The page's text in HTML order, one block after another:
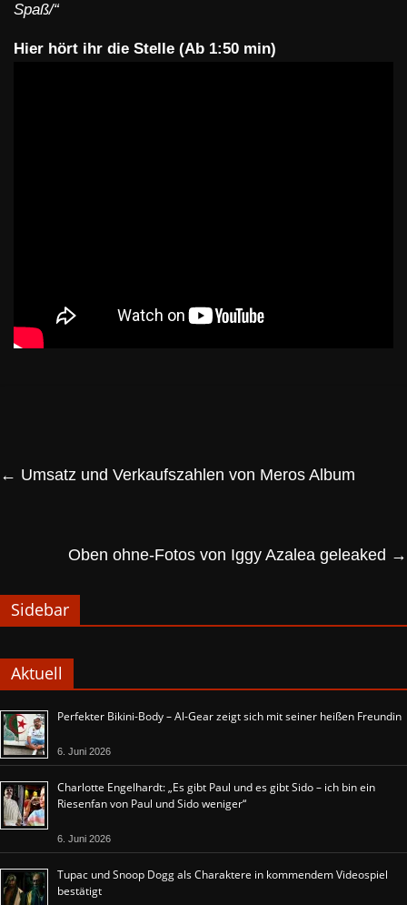
Spaß/“
Hier hört ihr die Stelle (Ab 1:50 min)
← Umsatz und Verkaufszahlen von Meros Album
Oben ohne-Fotos von Iggy Azalea geleaked →
Sidebar
Aktuell
Perfekter Bikini-Body – Al-Gear zeigt sich mit seiner heißen Freundin
6. Juni 2026
Charlotte Engelhardt: „Es gibt Paul und es gibt Sido – ich bin ein
Riesenfan von Paul und Sido weniger“
6. Juni 2026
Tupac und Snoop Dogg als Charaktere in kommendem Videospiel
bestätigt